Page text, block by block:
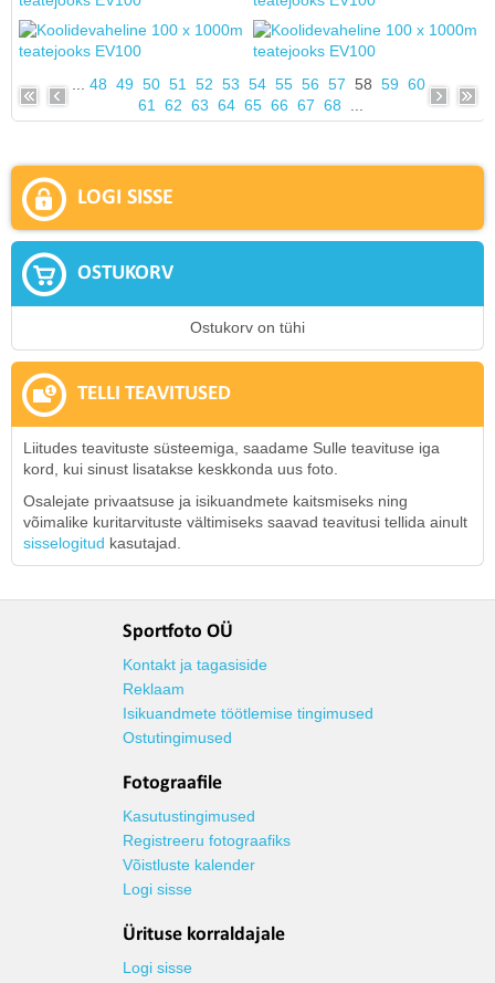
48 49 50 51 52 53 54 55 56 57 58 59 60
61
62 63 64 65 66 67 68
LOGI SISSE
OSTUKORV
Ostukorv on tühi
TELLI TEAVITUSED
Liitudes teavituste süsteemiga, saadame Sulle teavituse iga
kord, kui sinust lisatakse keskkonda uus foto.
Osalejate privaatsuse ja isikuandmete kaitsmiseks ning
võimalike kuritarvituste vältimiseks saavad teavitusi tellida ainult
sisselogitud kasutajad.
Sportfoto OÜ
Kontakt ja tagasiside
Reklaam
Isikuandmete töötlemise tingimused
Ostutingimused
Fotograafile
Kasutustingimused
Registreeru fotograafiks
Võistluste kalender
Logi sisse
Ürituse korraldajale
Logi sisse